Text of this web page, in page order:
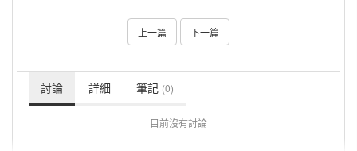
上一篇 下一篇
討論 詳細 筆記 (0)
目前沒有討論